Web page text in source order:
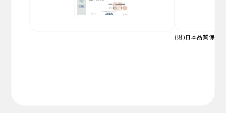
(財)日本品質保証